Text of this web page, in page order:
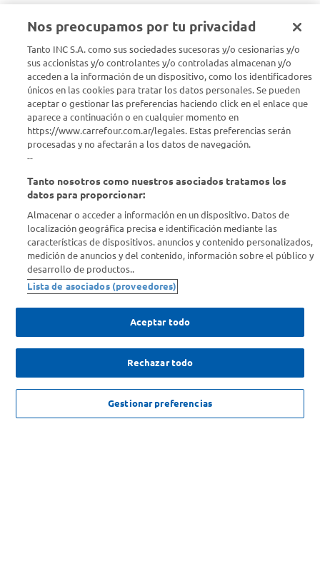
NO DISPONIBLE
Seguinos en :
Estamos para ayudarte
¿Tenés una consulta? Comunicate con nosotrosacá
Descubrí Carrefour
Conocenos
Info útil
Comprá Online
Enterate de nuestras ofertas
Dejanos tu mail para recibir todas las ofertas y promociones antes
que nadie.
Provincia
ENVIAR
Nos preocupamos por tu privacidad
Tanto INC S.A. como sus sociedades sucesoras y/o cesionarias y/o
sus accionistas y/o controlantes y/o controladas almacenan y/o
acceden a la información de un dispositivo, como los identificadores
únicos en las cookies para tratar los datos personales. Se pueden
aceptar o gestionar las preferencias haciendo click en el enlace que
aparece a continuación o en cualquier momento en
https://www.carrefour.com.ar/legales. Estas preferencias serán
procesadas y no afectarán a los datos de navegación.
--
Tanto nosotros como nuestros asociados tratamos los
datos para proporcionar:
Almacenar o acceder a información en un dispositivo. Datos de
localización geográfica precisa e identificación mediante las
características de dispositivos. anuncios y contenido personalizados,
medición de anuncios y del contenido, información sobre el público y
desarrollo de productos..
Lista de asociados (proveedores)
Aceptar todo
Rechazar todo
Gestionar preferencias